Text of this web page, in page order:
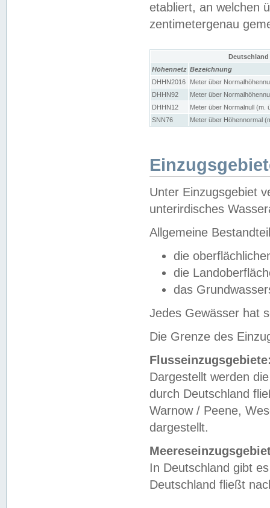
etabliert, an welchen
zentimetergenau
Höhennetz Bezeichnung
DHHN2016
Meter über
DHHN92
Meter über
DHHN12
Meter über Normalnull (m.
SNN76
Meter über Höhennormal
Unter Einzugsgebiet
unterirdisches
Allgemeine
die
die
das
Jedes Gewässer hat
Die Grenze des
Dargestellt werden
durch Deutschland
Warnow / Peene,
dargestellt.
In Deutschland gibt
Deutschland fließt